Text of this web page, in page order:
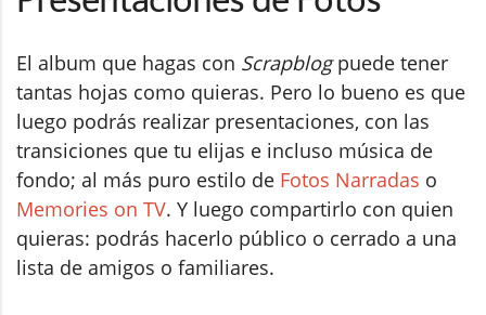
El album que hagas con Scrapblogpuede tener
tantas hojas como quieras. Pero lo bueno es que
luego podrás realizar presentaciones, con las
transiciones que tu elijas e incluso música de
fondo; al más puro estilo de Fotos Narradas o
Memories on TV. Y luego compartirlo con quien
quieras: podrás hacerlo público o cerrado a una
lista de amigos o familiares.